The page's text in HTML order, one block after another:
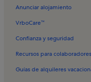
Alquileres vacacionales en
Alquileres vacacionales en
Alquileres vacacionales en
Anunciar alojamiento
VrboCare™
Confianza y seguridad
Recursos para colaboradores
Guías de alquileres